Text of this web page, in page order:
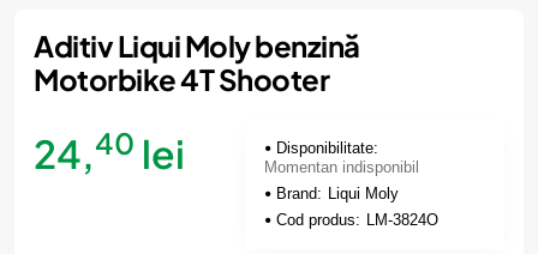
Momentan indisponibil
Aditiv Liqui Moly benzină
Motorbike 4T Shooter
24,40 lei
Disponibilitate:
Momentan indisponibil
Brand:
Liqui Moly
Cod produs:
LM-3824O